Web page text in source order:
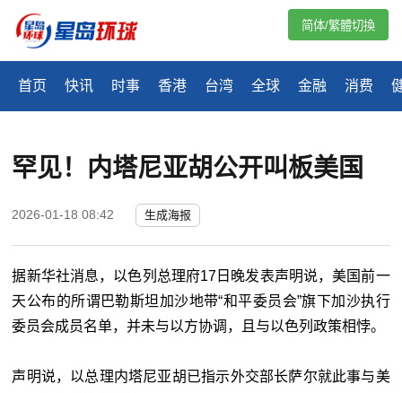
首页 快讯 时事 香港 台湾 全球 金融 消费
简体/繁體切換
罕见！内塔尼亚胡公开叫板美国
2026-01-18 08:42 生成海报
据新华社消息，以色列总理府17日晚发表声明说，美国前一
天公布的所谓巴勒斯坦加沙地带“和平委员会”旗下加沙执行
委员会成员名单，并未与以方协调，且与以色列政策相悖。
声明说，以总理内塔尼亚胡已指示外交部长萨尔就此事与美